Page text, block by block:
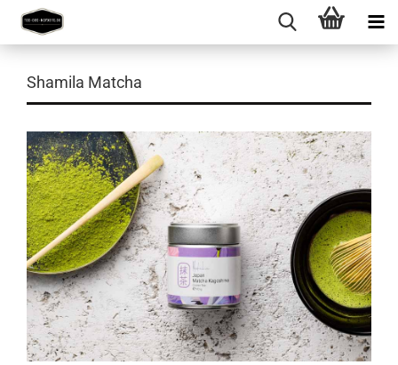
Shamila Matcha